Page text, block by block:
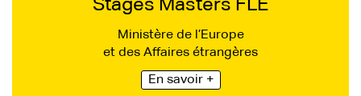
Stages Masters FLE
Ministère de l’Europe
et des Affaires étrangères
En savoir +